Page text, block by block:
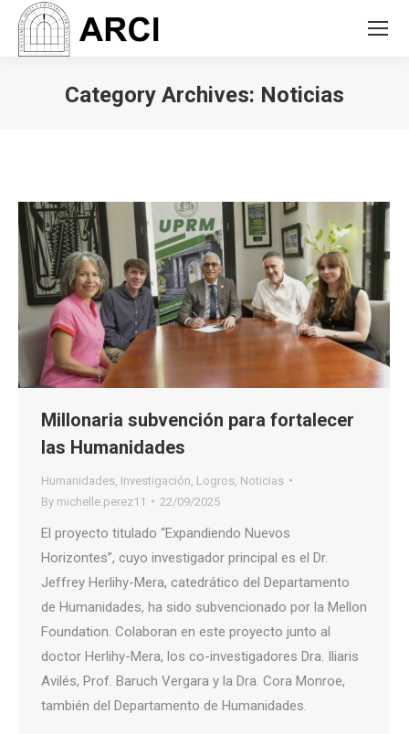
Category Archives: Noticias
Millonaria subvención para fortalecer
las Humanidades
Humanidades Investigación Logros Noticias
By michelle.perez11 22/09/2025
El proyecto titulado “Expandiendo Nuevos
Horizontes”, cuyo investigador principal es el Dr.
Jeffrey Herlihy-Mera, catedrático del Departamento
de Humanidades, ha sido subvencionado por la Mellon
Foundation. Colaboran en este proyecto junto al
doctor Herlihy-Mera, los co-investigadores Dra. Iliaris
Avilés, Prof. Baruch Vergara y la Dra. Cora Monroe,
también del Departamento de Humanidades.